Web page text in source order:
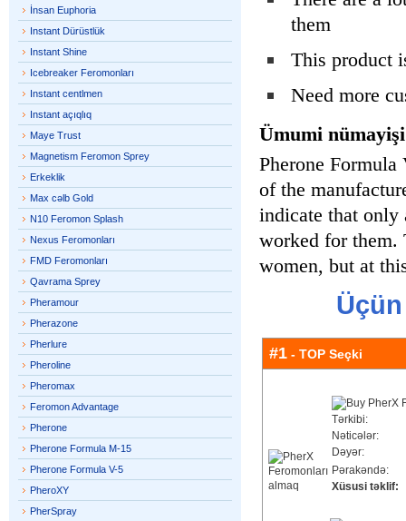
them
This product
Need more
Ümumi
Pherone Formula
of the
indicate that only
worked for them.
women, but at
#1 - TOP Seçki
Tərkibi:
Nəticələr:
Dəyər:
Pərakəndə:
Xüsusi təklif:
İnsan Euphoria
Instant Dürüstlük
Instant Shine
Icebreaker Feromonları
Instant centlmen
Instant açıqlıq
Maye Trust
Magnetism Feromon Sprey
Erkeklik
Max cəlb Gold
N10 Feromon Splash
Nexus Feromonları
FMD Feromonları
Qavrama Sprey
Pheramour
Pherazone
Pherlure
Pheroline
Pheromax
Feromon Advantage
Pherone
Pherone Formula M-15
Pherone Formula V-5
PheroXY
PherSpray